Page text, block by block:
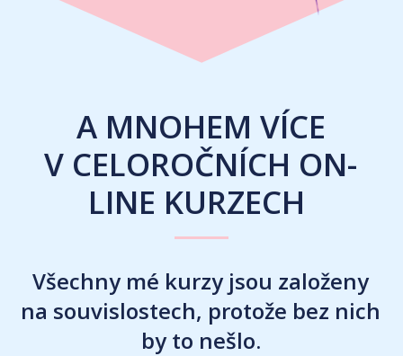
A MNOHEM VÍCE
V CELOROČNÍCH ON-
LINE KURZECH
Všechny mé kurzy jsou založeny
na souvislostech, protože bez nich
by to nešlo.